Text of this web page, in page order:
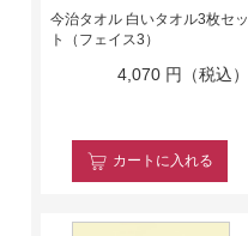
今治タオル 白いタオル3枚セッ
ト（フェイス3）
4,070 円（税込）
カート に入れる